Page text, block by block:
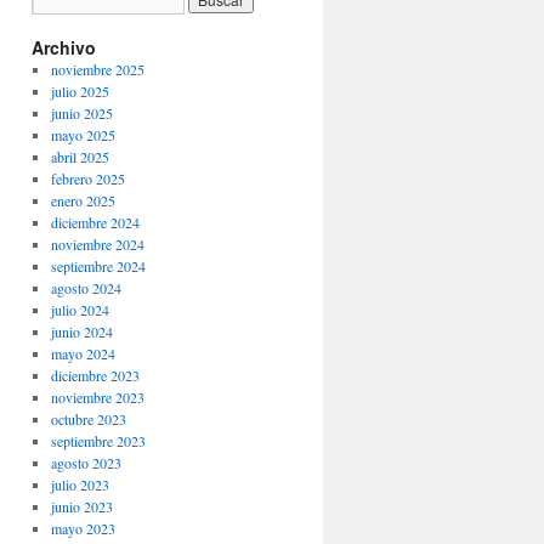
Archivo
noviembre 2025
julio 2025
junio 2025
mayo 2025
abril 2025
febrero 2025
enero 2025
diciembre 2024
noviembre 2024
septiembre 2024
agosto 2024
julio 2024
junio 2024
mayo 2024
diciembre 2023
noviembre 2023
octubre 2023
septiembre 2023
agosto 2023
julio 2023
junio 2023
mayo 2023